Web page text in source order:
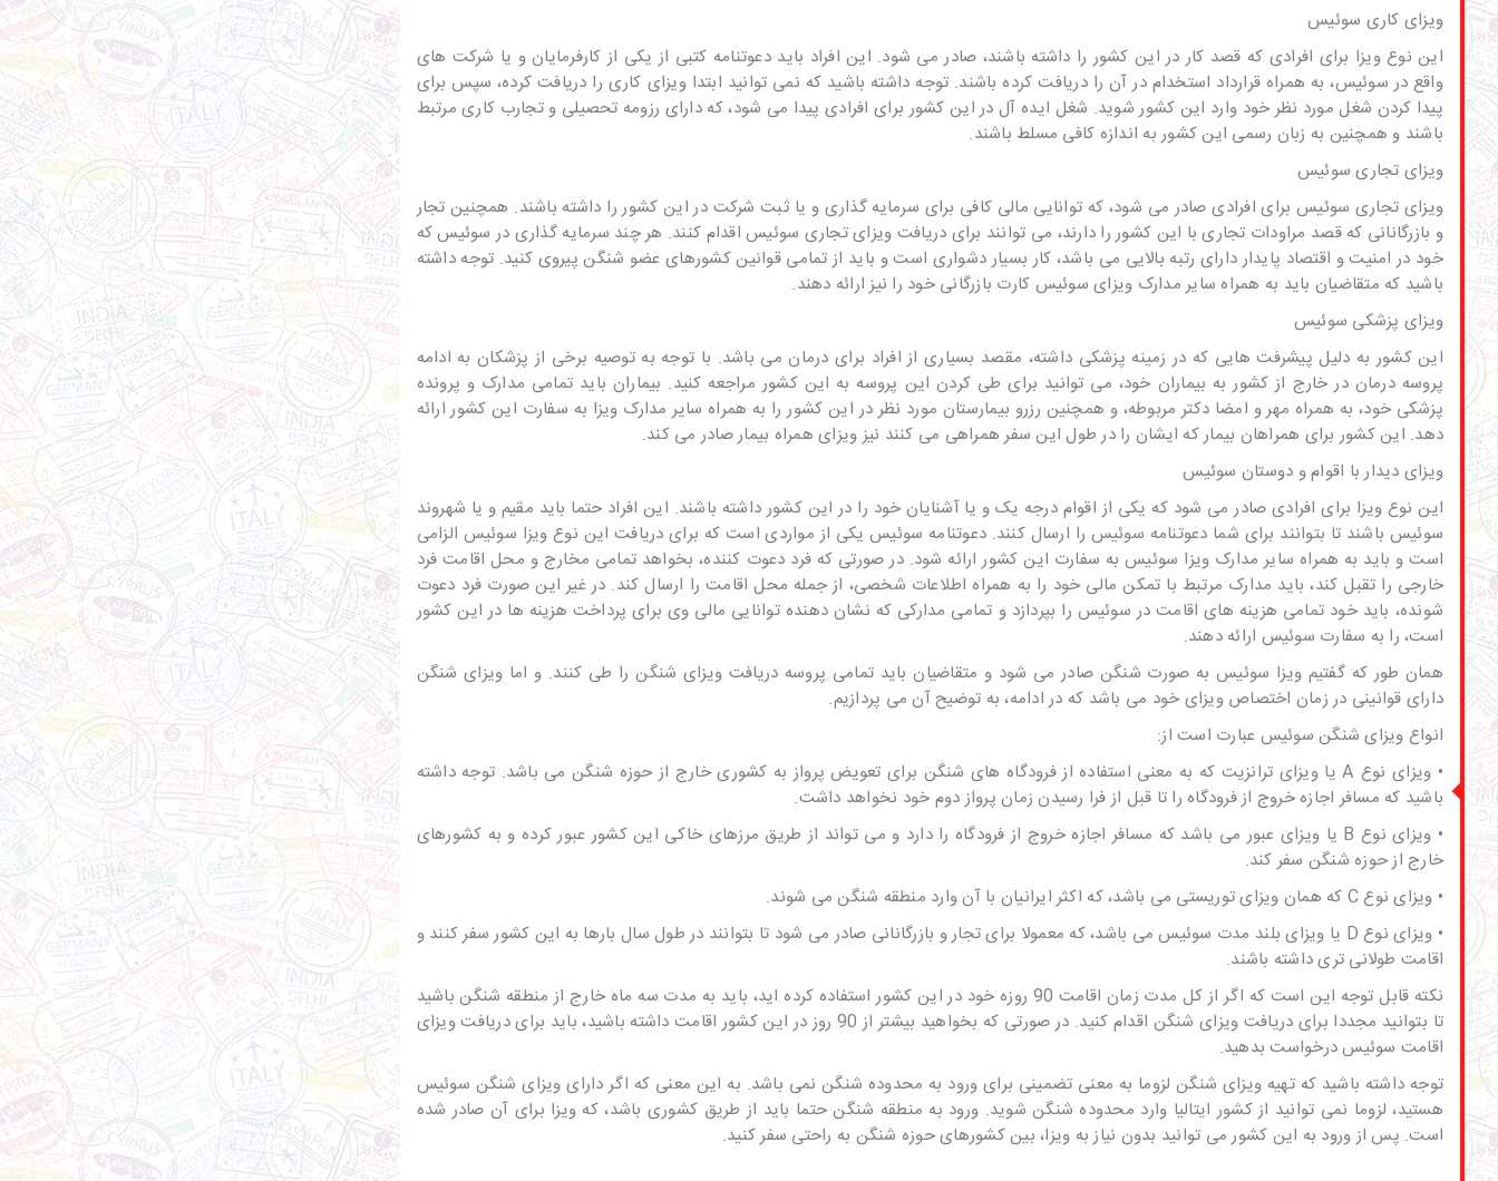
ویزای کاری سوئیس
این نوع ویزا برای افرادی که قصد کار در این کشور را داشته باشند، صادر می شود. این افراد باید دعوتنامه کتبی از یکی از کارفرمایان و یا شرکت های
واقع در سوئیس، به همراه قرارداد استخدام در آن را دریافت کرده باشند. توجه داشته باشید که نمی توانید ابتدا ویزای کاری را دریافت کرده، سپس برای
پیدا کردن شغل مورد نظر خود وارد این کشور شوید. شغل ایده آل در این کشور برای افرادی پیدا می شود، که دارای رزومه تحصیلی و تجارب کاری مرتبط
باشند و همچنین به زبان رسمی این کشور به اندازه کافی مسلط باشند.
ویزای تجاری سوئیس
ویزای تجاری سوئیس برای افرادی صادر می شود، که توانایی مالی کافی برای سرمایه گذاری و یا ثبت شرکت در این کشور را داشته باشند. همچنین تجار
و بازرگانانی که قصد مراودات تجاری با این کشور را دارند، می توانند برای دریافت ویزای تجاری سوئیس اقدام کنند. هر چند سرمایه گذاری در سوئیس که
خود در امنیت و اقتصاد پایدار دارای رتبه بالایی می باشد، کار بسیار دشواری است و باید از تمامی قوانین کشورهای عضو شنگن پیروی کنید. توجه داشته
باشید که متقاضیان باید به همراه سایر مدارک ویزای سوئیس کارت بازرگانی خود را نیز ارائه دهند.
ویزای پزشکی سوئیس
این کشور به دلیل پیشرفت هایی که در زمینه پزشکی داشته، مقصد بسیاری از افراد برای درمان می باشد. با توجه به توصیه برخی از پزشکان به ادامه
پروسه درمان در خارج از کشور به بیماران خود، می توانید برای طی کردن این پروسه به این کشور مراجعه کنید. بیماران باید تمامی مدارک و پرونده
پزشکی خود، به همراه مهر و امضا دکتر مربوطه، و همچنین رزرو بیمارستان مورد نظر در این کشور را به همراه سایر مدارک ویزا به سفارت این کشور ارائه
دهد. این کشور برای همراهان بیمار که ایشان را در طول این سفر همراهی می کنند نیز ویزای همراه بیمار صادر می کند.
ویزای دیدار با اقوام و دوستان سوئیس
این نوع ویزا برای افرادی صادر می شود که یکی از اقوام درجه یک و یا آشنایان خود را در این کشور داشته باشند. این افراد حتما باید مقیم و یا شهروند
سوئیس باشند تا بتوانند برای شما دعوتنامه سوئیس را ارسال کنند. دعوتنامه سوئیسیکی از مواردی است که برای دریافت این نوع ویزا سوئیس الزامی
است و باید به همراه سایر مدارک ویزا سوئیسبه سفارت این کشور ارائه شود. در صورتی که فرد دعوت کننده، بخواهد تمامی مخارج و محل اقامت فرد
خارجی را تقبل کند، باید مدارک مرتبط با تمکن مالی خود را به همراه اطلاعات شخصی، از جمله محل اقامت را ارسال کند. در غیر این صورت فرد دعوت
شونده، باید خود تمامی هزینه های اقامت در سوئیس را بپردازد و تمامی مدارکی که نشان دهنده توانایی مالی وی برای پرداخت هزینه ها در این کشور
است، را به سفارت سوئیس ارائه دهند.
همان طور که گفتیم ویزا سوئیس به صورت شنگن صادر می شود و متقاضیان باید تمامی پروسه دریافت ویزای شنگن را طی کنند. و اما ویزای شنگن
دارای قوانینی در زمان اختصاص ویزای خود می باشد که در ادامه، به توضیح آن می پردازیم.
انواع ویزای شنگن سوئیس عبارت است از:
• ویزای نوع A یا ویزای ترانزیت که به معنی استفاده از فرودگاه های شنگن برای تعویض پرواز به کشوری خارج از حوزه شنگن می باشد. توجه داشته
باشید که مسافر اجازه خروج از فرودگاه را تا قبل از فرا رسیدن زمان پرواز دوم خود نخواهد داشت.
• ویزای نوع B یا ویزای عبور می باشد که مسافر اجازه خروج از فرودگاه را دارد و می تواند از طریق مرزهای خاکی این کشور عبور کرده و به کشورهای
خارج از حوزه شنگن سفر کند.
• ویزای نوع C که همان ویزای توریستی می باشد، که اکثر ایرانیان با آن وارد منطقه شنگن می شوند.
• ویزای نوع D یا ویزای بلند مدت سوئیس می باشد، که معمولا برای تجار و بازرگانانی صادر می شود تا بتوانند در طول سال بارها به این کشور سفر کنند و
اقامت طولانی تری داشته باشند.
نکته قابل توجه این است که اگر از کل مدت زمان اقامت 90 روزه خود در این کشور استفاده کرده اید، باید به مدت سه ماه خارج از منطقه شنگن باشید
تا بتوانید مجددا برای دریافت ویزای شنگن اقدام کنید. در صورتی که بخواهید بیشتر از 90 روز در این کشور اقامت داشته باشید، باید برای دریافت ویزای
اقامت سوئیس درخواست بدهید.
توجه داشته باشید که تهیه ویزای شنگن لزوما به معنی تضمینی برای ورود به محدوده شنگن نمی باشد. به این معنی که اگر دارای ویزای شنگن سوئیس
هستید، لزوما نمی توانید از کشور ایتالیا وارد محدوده شنگن شوید. ورود به منطقه شنگن حتما باید از طریق کشوری باشد، که ویزا برای آن صادر شده
است. پس از ورود به این کشور می توانید بدون نیاز به ویزا، بین کشورهای حوزه شنگن به راحتی سفر کنید.